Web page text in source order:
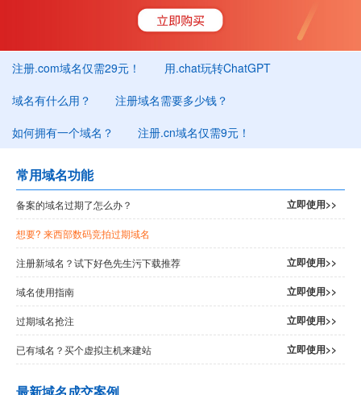
注册.com域名仅需29元！
用.chat玩转ChatGPT
域名有什么用？
注册域名需要多少钱？
如何拥有一个域名？
注册.cn域名仅需9元！
常用域名功能
备案的域名过期了怎么办？ 立即使用>>
想要? 来西部数码竞拍过期域名
注册新域名？试下好色先生污下载推荐 立即使用>>
域名使用指南 立即使用>>
过期域名抢注 立即使用>>
已有域名？买个虚拟主机来建站 立即使用>>